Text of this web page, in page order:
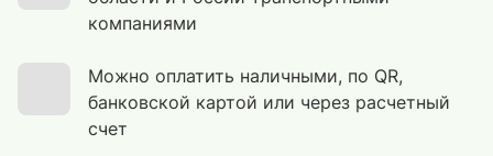
компаниями
Можно оплатить наличными, по QR,
банковской картой или через расчетный
счет